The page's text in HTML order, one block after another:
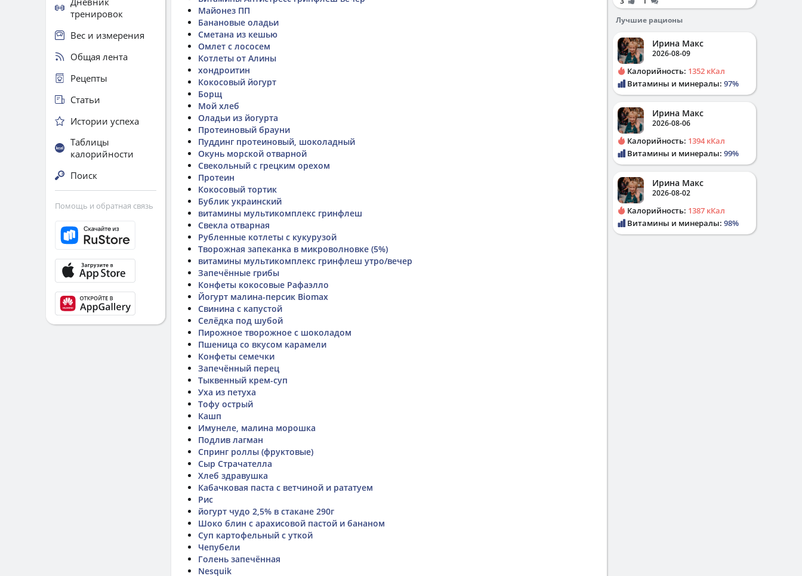
Майонез ПП
Банановые оладьи
Сметана из кешью
Омлет с лососем
Котлеты от Алины
хондроитин
Кокосовый йогурт
Борщ
Мой хлеб
Оладьи из йогурта
Протеиновый брауни
Пуддинг протеиновый, шоколадный
Окунь морской отварной
Свекольный с грецким орехом
Протеин
Кокосовый тортик
Бублик украинский
витамины мультикомплекс гринфлеш
Свекла отварная
Рубленные котлеты с кукурузой
Творожная запеканка в микроволновке (5%)
витамины мультикомплекс гринфлеш утро/вечер
Запечённые грибы
Конфеты кокосовые Рафаэлло
Йогурт малина-персик Biomax
Свинина с капустой
Селёдка под шубой
Пирожное творожное с шоколадом
Пшеница со вкусом карамели
Конфеты семечки
Запечённый перец
Тыквенный крем-суп
Уха из петуха
Тофу острый
Кашп
Имунеле, малина морошка
Подлив лагман
Спринг роллы (фруктовые)
Сыр Страчателла
Хлеб здравушка
Кабачковая паста с ветчиной и рататуем
Рис
йогурт чудо 2,5% в стакане 290г
Шоко блин с арахисовой пастой и бананом
Суп картофельный с уткой
Чепубели
Голень запечённая
Nesquik
тренировок
Вес и измерения
Общая лента
Рецепты
Статьи
Истории успеха
Таблицы
калорийности
Поиск
Помощь и обратная связь
Лучшие рационы
Ирина Макс
2026-08-09
Калорийность: 1352 кКал
Витамины и минералы: 97%
Ирина Макс
2026-08-06
Калорийность: 1394 кКал
Витамины и минералы: 99%
Ирина Макс
2026-08-02
Калорийность: 1387 кКал
Витамины и минералы: 98%